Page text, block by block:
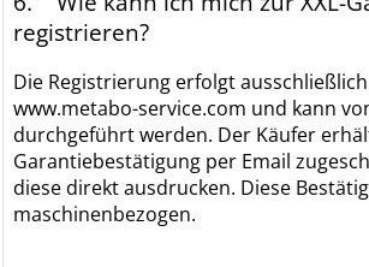
registrieren?
Die Registrierung erfolgt
www.metabo-service.com und kann
durchgeführt werden. Der Käufer
Garantiebestätigung per Email
diese direkt ausdrucken. Diese
maschinenbezogen.